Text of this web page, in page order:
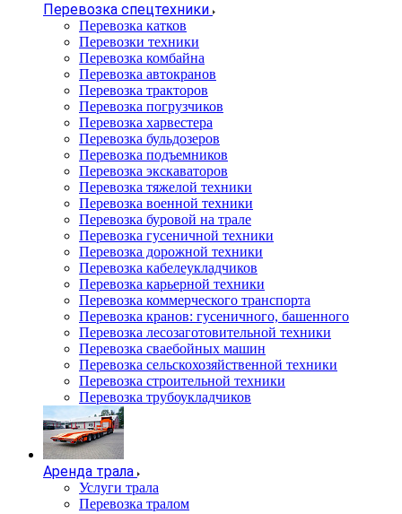
Перевозка спецтехники
Перевозка катков
Перевозки техники
Перевозка комбайна
Перевозка автокранов
Перевозка тракторов
Перевозка погрузчиков
Перевозка харвестера
Перевозка бульдозеров
Перевозка подъемников
Перевозка экскаваторов
Перевозка тяжелой техники
Перевозка военной техники
Перевозка буровой на трале
Перевозка гусеничной техники
Перевозка дорожной техники
Перевозка кабелеукладчиков
Перевозка карьерной техники
Перевозка коммерческого транспорта
Перевозка кранов: гусеничного, башенного
Перевозка лесозаготовительной техники
Перевозка сваебойных машин
Перевозка сельскохозяйственной техники
Перевозка строительной техники
Перевозка трубоукладчиков
Аренда трала
Услуги трала
Перевозка тралом